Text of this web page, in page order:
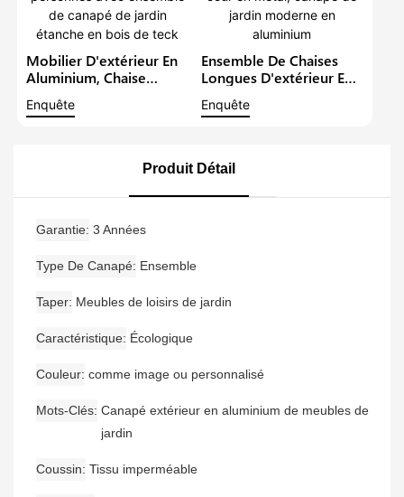
Mobilier D'extérieur En
Aluminium, Chaise
Métal, Groupe De
Étanche En Bois De Teck
Enquête
Ensemble De Chaises
Longues D'extérieur En
De Meubles De Patio,
Moderne En Aluminium
Enquête
Produit Détail
Garantie 3 Années
Type De Canapé Ensemble
Taper Meubles de loisirs de jardin
Caractéristique Écologique
Couleur comme image ou personnalisé
Mots-Clés Canapé extérieur en aluminium de meubles de
jardin
Coussin Tissu imperméable